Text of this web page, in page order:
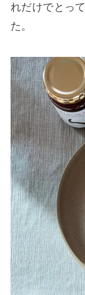
れだけでとっ
た。